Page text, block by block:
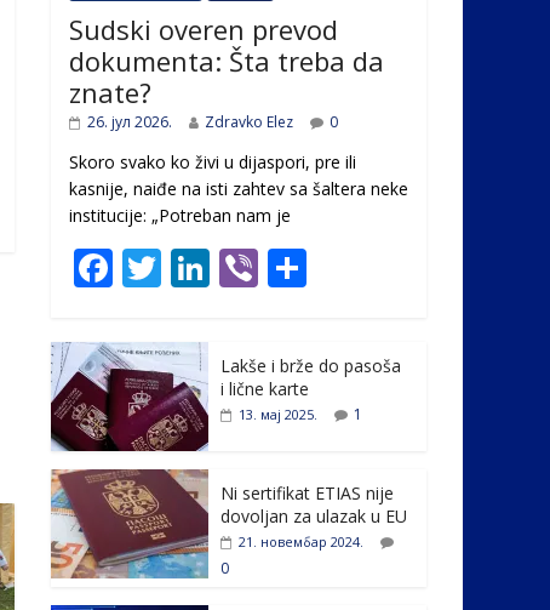
Sudski overen prevod
dokumenta: Šta treba da
znate?
26. јул 2026. Zdravko Elez 0
Skoro svako ko živi u dijaspori, pre ili
kasnije, naiđe na isti zahtev sa šaltera neke
institucije: „Potreban nam je
F
e
b
o
o
k
T
itt
er
Li
e
dI
Vi
er ar
e
Lakše i brže do pasoša
i lične karte
13. мај 2025. 1
Ni sertifikat ETIAS nije
dovoljan za ulazak u EU
21. новембар 2024.
0